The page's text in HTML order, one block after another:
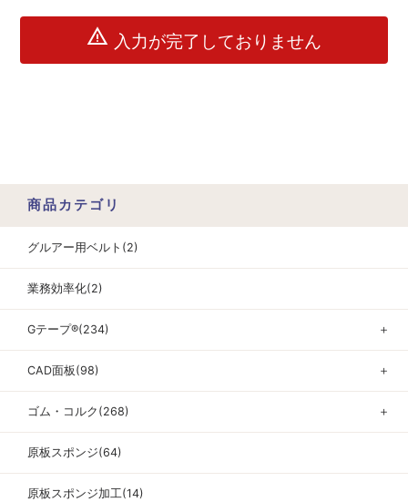
warning 入力が完了しておりません
商品カテゴリ
グルアー用ベルト(2)
業務効率化(2)
Gテープ®(234) ＋
CAD面板(98) ＋
ゴム・コルク(268) ＋
原板スポンジ(64)
原板スポンジ加工(14)